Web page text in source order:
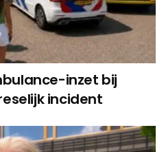
inzet bij
incident